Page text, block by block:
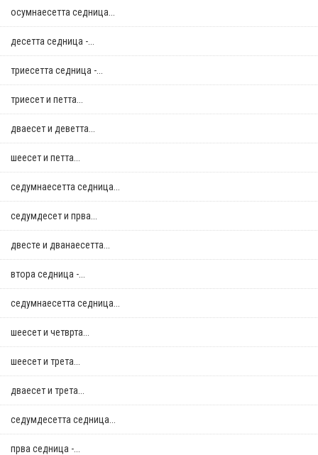
осумнaесетта седница...
десетта седница -...
триесетта седница -...
триесет и петта...
дваесет и деветта...
шеесет и петта...
седумнаесетта седница...
седумдесет и прва...
двестe и дванаесетта...
втора седница -...
седумнаесетта седница...
шеесет и четврта...
шеесет и трета...
дваесет и трета...
седумдесетта седница...
прва седница -...